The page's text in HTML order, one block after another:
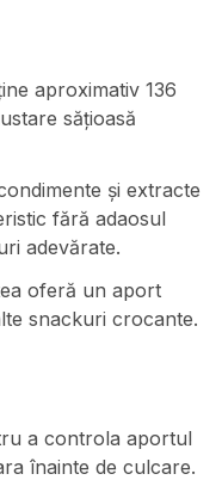
aproximativ 136
sățioasă
și extracte
fără adaosul
adevărate.
oferă un aport
snackuri crocante.
a controla aportul
înainte de culcare.